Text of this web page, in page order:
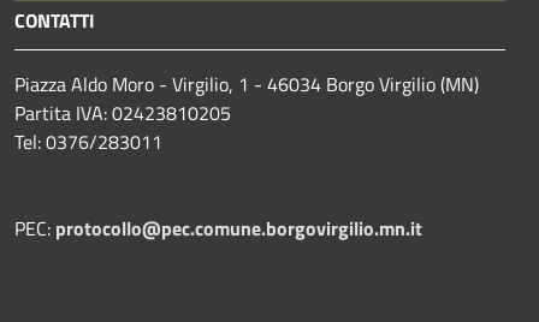
CONTATTI
Piazza Aldo Moro - Virgilio, 1 - 46034 Borgo Virgilio (MN)
Partita IVA: 02423810205
Tel: 0376/283011
PEC: protocollo@pec.comune.borgovirgilio.mn.it